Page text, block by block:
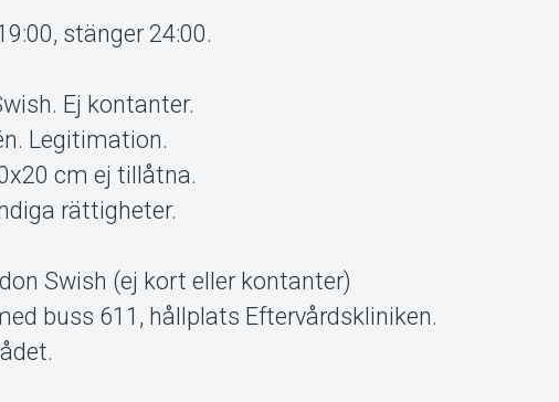
stänger 24:00.
Ej kontanter.
Legitimation.
cm ej tillåtna.
rättigheter.
Swish (ej kort eller kontanter)
buss 611, hållplats Eftervårdskliniken.